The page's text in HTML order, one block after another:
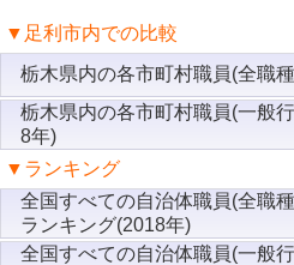
▼足利市内での比較
栃木県内の各市町村職員(全職
栃木県内の各市町村職員(一般
8年)
▼ランキング
全国すべての自治体職員(全職
ランキング(2018年)
全国すべての自治体職員(一般